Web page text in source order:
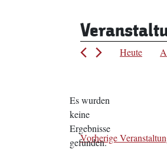
Hinweis
Es wurden
keine
Ergebnisse
gefunden.
Heute
Vorherige